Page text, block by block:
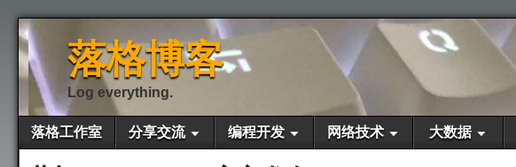
落格博客
Log everything.
落格工作室 分享交流 编程开发 网络技术 大数据